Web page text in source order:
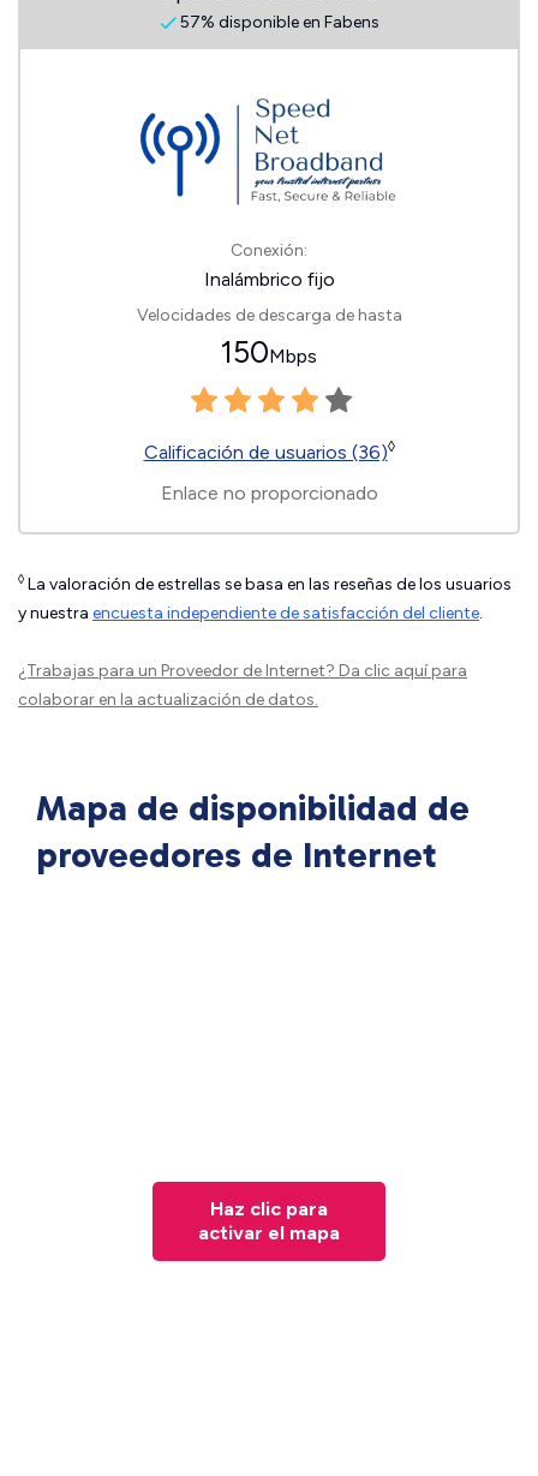
57% disponible en Fabens
Conexión:
Inalámbrico fijo
Velocidades de descarga de hasta
150Mbps
Calificación de usuarios (36)◊
Enlace no proporcionado
◊ La valoración de estrellas se basa en las reseñas de los usuarios
y nuestra encuesta independiente de satisfacción del cliente.
¿Trabajas para un Proveedor de Internet? Da clic aquípara
colaborar en la actualización de datos.
Mapa de disponibilidad de
proveedores de Internet
Haz clic para
activar el mapa